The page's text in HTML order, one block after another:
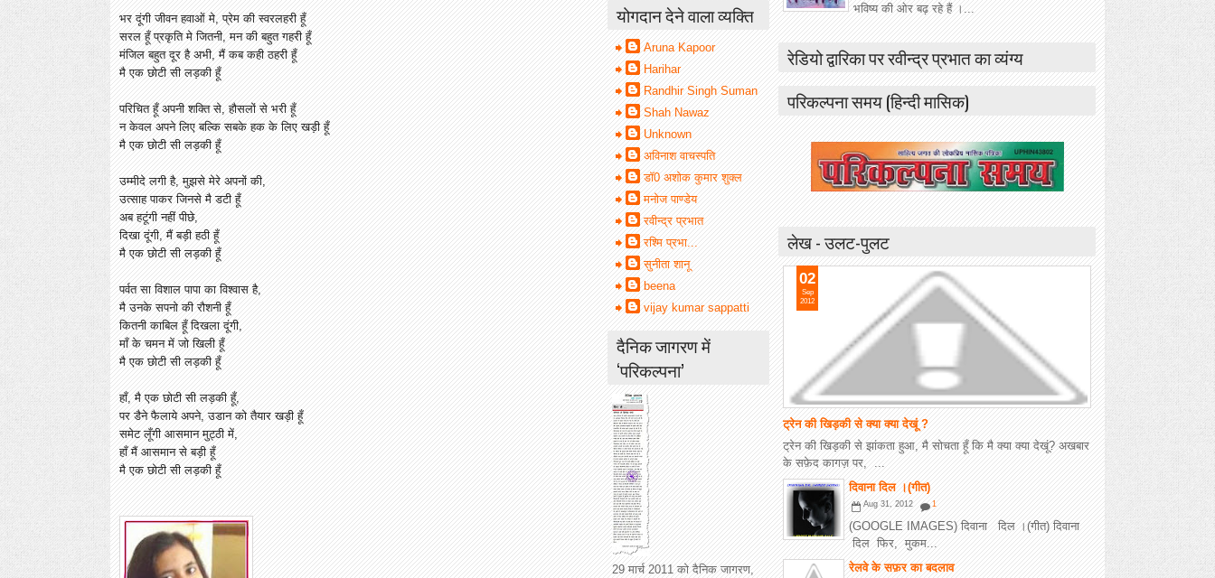
भर दूंगी जीवन हवाओं मे, प्रेम की स्वरलहरी हूँ
सरल हूँ प्रकृति मे जितनी, मन की बहुत गहरी हूँ
मंजिल बहुत दूर है अभी, मैं कब कही ठहरी हूँ
मै एक छोटी सी लड़की हूँ
परिचित हूँ अपनी शक्ति से, हौसलों से भरी हूँ
न केवल अपने लिए बल्कि सबके हक के लिए खड़ी हूँ
मै एक छोटी सी लड़की हूँ
उम्मीदे लगी है, मुझसे मेरे अपनों की,
उत्साह पाकर जिनसे मै डटी हूँ
अब हटूंगी नहीं पीछे,
दिखा दूंगी, मैं बड़ी हठी हूँ
मै एक छोटी सी लड़की हूँ
पर्वत सा विशाल पापा का विश्वास है,
मै उनके सपनो की रौशनी हूँ
कितनी काबिल हूँ दिखला दूंगी,
माँ के चमन में जो खिली हूँ
मै एक छोटी सी लड़की हूँ
हाँ, मै एक छोटी सी लड़की हूँ,
पर डैने फैलाये अपने, उडान को तैयार खड़ी हूँ
समेट लूँगी आसमान मुट्ठी में,
हाँ मैं आसमान से बड़ी हूँ
मै एक छोटी सी लड़की हूँ
भविष्य की ओर बढ़ रहे हैं ।...
रेडियो द्वारिका पर रवीन्द्र प्रभात का व्यंग्य
परिकल्पना समय (हिन्दी मासिक)
लेख - उलट-पुलट
ट्रेन की खिड़की से क्या क्या देखूं ?
02
Sep
2012
ट्रेन की खिड़की से झांकता हुआ, मै सोचता हूँ कि मै क्या क्या देखूं? अखबार
के सफ़ेद कागज़ पर, ...
दिवाना दिल ।(गीत)
Aug 31, 2012 1
(GOOGLE IMAGES) दिवाना दिल ।(गीत) दिवाना
दिल फिर, मुकम...
रेलवे के सफ़र का बदलाव
योगदान देने वाला व्यक्ति
Aruna Kapoor
Harihar
Randhir Singh Suman
Shah Nawaz
Unknown
अविनाश वाचस्पति
डॉ0 अशोक कुमार शुक्ल
मनोज पाण्डेय
रवीन्द्र प्रभात
रश्मि प्रभा...
सुनीता शानू
beena
vijay kumar sappatti
दैनिक जागरण में
‘परिकल्पना’
29 मार्च 2011 को दैनिक जागरण,